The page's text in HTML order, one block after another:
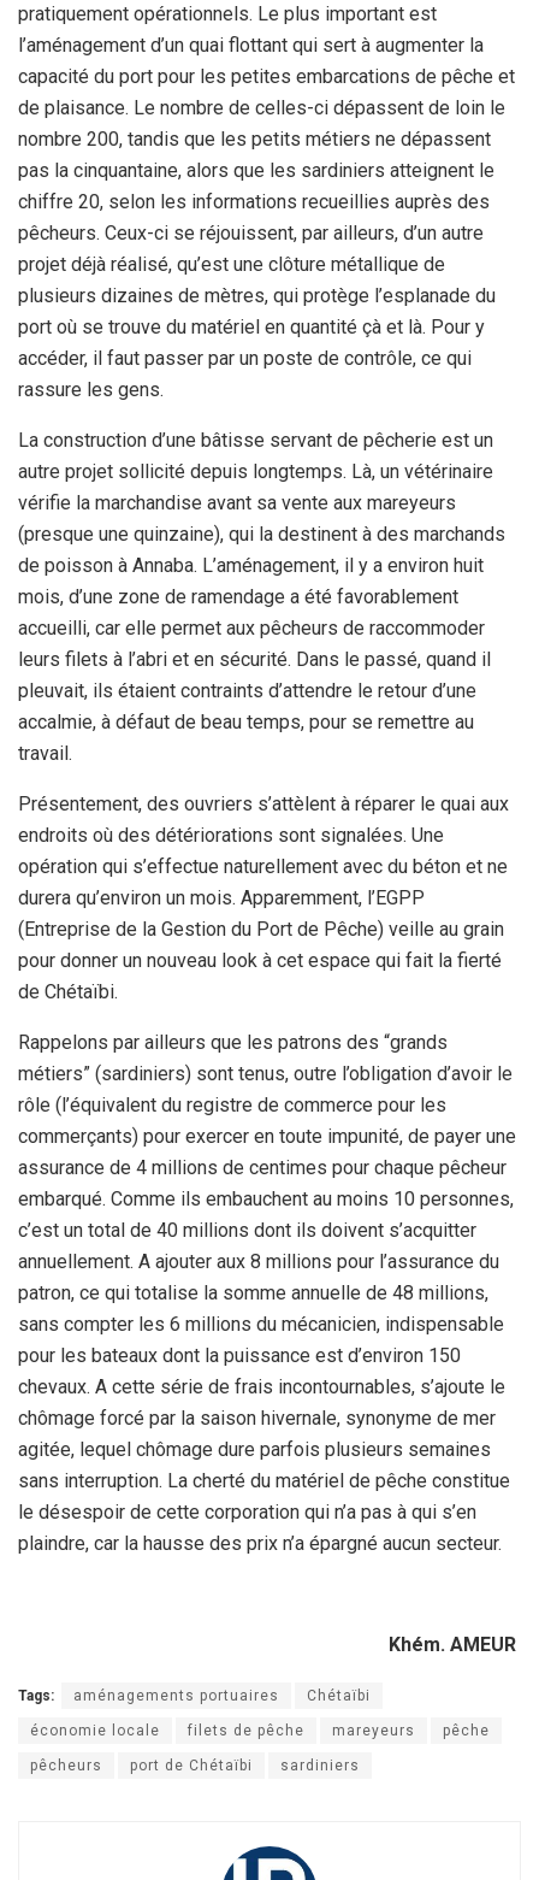
pratiquement opérationnels. Le plus important est
l’aménagement d’un quai flottant qui sert à augmenter la
capacité du port pour les petites embarcations de pêche et
de plaisance. Le nombre de celles-ci dépassent de loin le
nombre 200, tandis que les petits métiers ne dépassent
pas la cinquantaine, alors que les sardiniers atteignent le
chiffre 20, selon les informations recueillies auprès des
pêcheurs. Ceux-ci se réjouissent, par ailleurs, d’un autre
projet déjà réalisé, qu’est une clôture métallique de
plusieurs dizaines de mètres, qui protège l’esplanade du
port où se trouve du matériel en quantité çà et là. Pour y
accéder, il faut passer par un poste de contrôle, ce qui
rassure les gens.
La construction d’une bâtisse servant de pêcherie est un
autre projet sollicité depuis longtemps. Là, un vétérinaire
vérifie la marchandise avant sa vente aux mareyeurs
(presque une quinzaine), qui la destinent à des marchands
de poisson à Annaba. L’aménagement, il y a environ huit
mois, d’une zone de ramendage a été favorablement
accueilli, car elle permet aux pêcheurs de raccommoder
leurs filets à l’abri et en sécurité. Dans le passé, quand il
pleuvait, ils étaient contraints d’attendre le retour d’une
accalmie, à défaut de beau temps, pour se remettre au
travail.
Présentement, des ouvriers s’attèlent à réparer le quai aux
endroits où des détériorations sont signalées. Une
opération qui s’effectue naturellement avec du béton et ne
durera qu’environ un mois. Apparemment, l’EGPP
(Entreprise de la Gestion du Port de Pêche) veille au grain
pour donner un nouveau look à cet espace qui fait la fierté
de Chétaïbi.
Rappelons par ailleurs que les patrons des “grands
métiers” (sardiniers) sont tenus, outre l’obligation d’avoir le
rôle (l’équivalent du registre de commerce pour les
commerçants) pour exercer en toute impunité, de payer une
assurance de 4 millions de centimes pour chaque pêcheur
embarqué. Comme ils embauchent au moins 10 personnes,
c’est un total de 40 millions dont ils doivent s’acquitter
annuellement. A ajouter aux 8 millions pour l’assurance du
patron, ce qui totalise la somme annuelle de 48 millions,
sans compter les 6 millions du mécanicien, indispensable
pour les bateaux dont la puissance est d’environ 150
chevaux. A cette série de frais incontournables, s’ajoute le
chômage forcé par la saison hivernale, synonyme de mer
agitée, lequel chômage dure parfois plusieurs semaines
sans interruption. La cherté du matériel de pêche constitue
le désespoir de cette corporation qui n’a pas à qui s’en
plaindre, car la hausse des prix n’a épargné aucun secteur.
Khém. AMEUR
Tags: aménagements portuaires Chétaïbi
économie locale filets de pêche mareyeurs pêche
pêcheurs port de Chétaïbi sardiniers